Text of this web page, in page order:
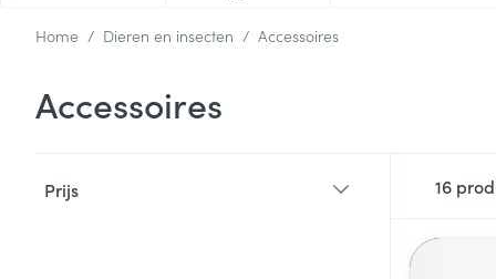
Home / Dieren en insecten / Accessoires
Accessoires
Prijs
16